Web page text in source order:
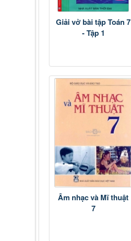
Giải vở bài tập Toán 7
- Tập 1
Âm nhạc và Mĩ thuật
7